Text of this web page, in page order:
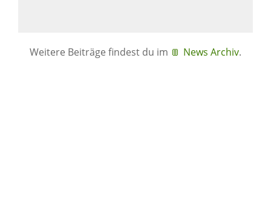
Weitere Beiträge findest du im News Archiv.